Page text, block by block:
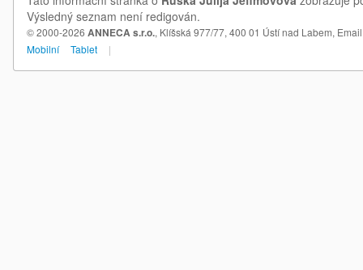
Výsledný seznam není redigován.
© 2000-2026 ANNECA s.r.o., Klíšská 977/77, 400 01 Ústí nad Labem,
Mobilní
Tablet |